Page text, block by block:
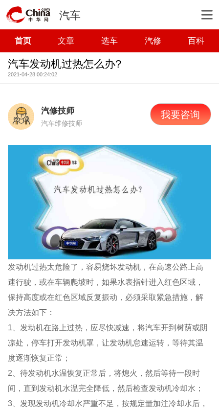
汽车
首页 文章 选车 汽修 百科
汽车发动机过热怎么办?
2021-04-28 00:24:02
汽修技师
汽车维修技师
我要咨询
发动机过热太危险了，容易烧坏发动机，在高速公路上高
速行驶，或在车辆爬坡时，如果水表指针进入红色区域，
保持高度或在红色区域反复振动，必须采取紧急措施，解
决方法如下：
1、发动机在路上过热，应尽快减速，将汽车开到树荫或阴
凉处，停车打开发动机罩，让发动机怠速运转，等待其温
度逐渐恢复正常；
2、待发动机水温恢复正常后，将熄火，然后等待一段时
间，直到发动机水温完全降低，然后检查发动机冷却水；
3、发现发动机冷却水严重不足，按规定量加注冷却水后，